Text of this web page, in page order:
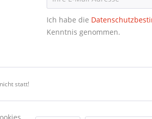
Ich habe die
Kenntnis genommen.
statt!